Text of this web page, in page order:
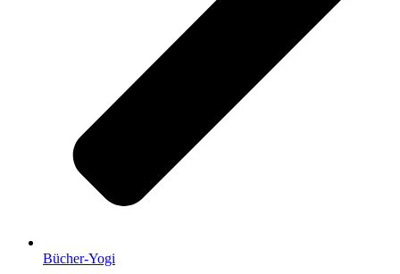
Bücher-Yogi